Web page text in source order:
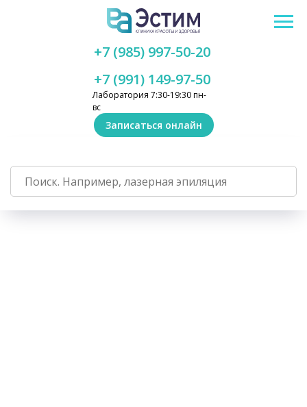
Лаборатория 7:30-19:30 пн-
вс
+7 (991) 149-97-50
+7 (985) 997-50-20
Записаться онлайн